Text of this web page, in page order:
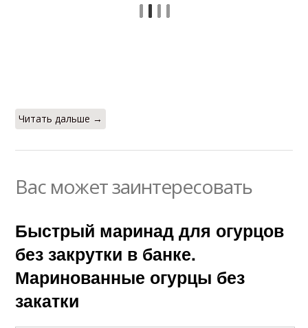
Читать дальше →
Вас может заинтересовать
Быстрый маринад для огурцов
без закрутки в банке.
Маринованные огурцы без
закатки